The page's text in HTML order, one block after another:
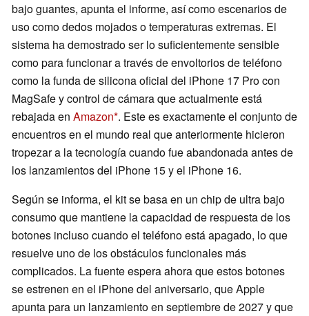
bajo guantes, apunta el informe, así como escenarios de
uso como dedos mojados o temperaturas extremas. El
sistema ha demostrado ser lo suficientemente sensible
como para funcionar a través de envoltorios de teléfono
como la funda de silicona oficial del iPhone 17 Pro con
MagSafe y control de cámara que actualmente está
rebajada en Amazon . Este es exactamente el conjunto de
encuentros en el mundo real que anteriormente hicieron
tropezar a la tecnología cuando fue abandonada antes de
los lanzamientos del iPhone 15 y el iPhone 16.
Según se informa, el kit se basa en un chip de ultra bajo
consumo que mantiene la capacidad de respuesta de los
botones incluso cuando el teléfono está apagado, lo que
resuelve uno de los obstáculos funcionales más
complicados. La fuente espera ahora que estos botones
se estrenen en el iPhone del aniversario, que Apple
apunta para un lanzamiento en septiembre de 2027 y que